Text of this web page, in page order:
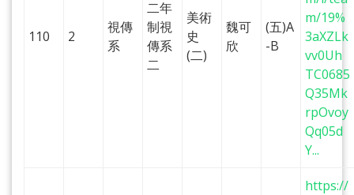
110 2
視傳
系
二年
制視
傳系
二
美術
史
(二)
魏可
欣
(五)A
-B
m/19%
3aXZLk
vv0Uh
TC0685
Q35Mk
rpOvoy
Qq05d
Y...
https://